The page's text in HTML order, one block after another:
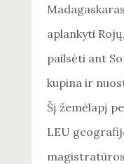
aplankyti
pailsėti ant
kupina ir
Šį žemėlapį
LEU